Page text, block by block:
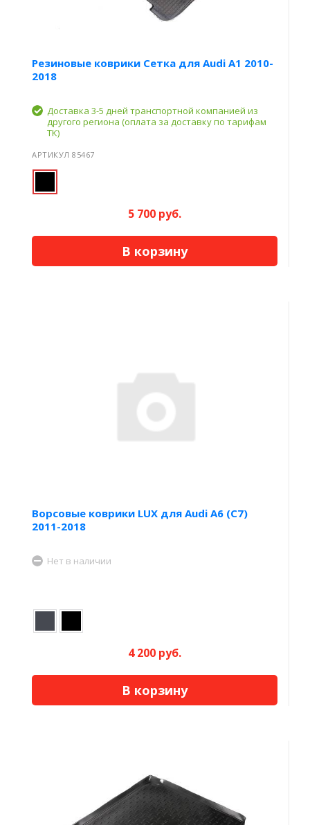
Резиновые коврики Сетка для Audi A1 2010-
2018
Доставка 3-5 дней транспортной компанией из
другого региона (оплата за доставку по тарифам
ТК)
АРТИКУЛ 85467
5 700 руб.
В корзину
Ворсовые коврики LUX для Audi A6 (C7)
2011-2018
Нет в наличии
4 200 руб.
В корзину